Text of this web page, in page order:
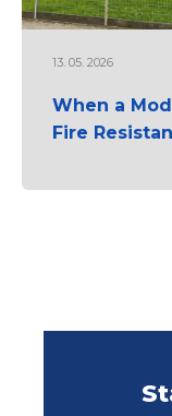
13. 05. 2026
When a
Fire